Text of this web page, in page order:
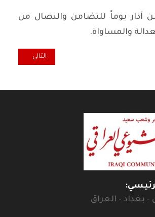
آذار يوماً للتضامن والنضال من
والمساواة.
لطريق الشعب: ٢٣ سنة على رحيل الدكتاتورية! المقال التالي:
التالي
بغداد - العراق